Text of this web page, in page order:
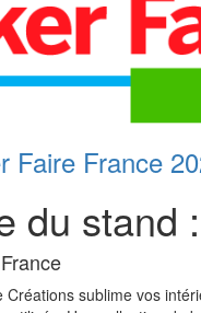
Faire France
du stand
Créations sublime vos